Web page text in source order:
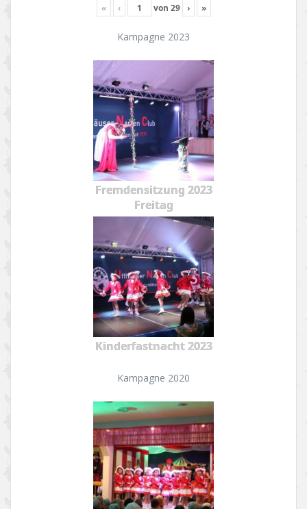
« ‹ von 29 › »
Kampagne 2023
Fremdensitzung 2023
Freitag
Kinderfastnacht 2023
Kampagne 2020